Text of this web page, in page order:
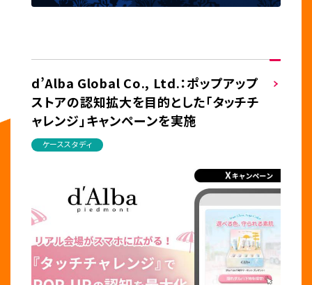
d’Alba Global Co., Ltd.：ポップアップ
ストアの認知拡大を目的とした「タッチチ
ャレンジ」キャンペーンを実施
ケーススタディ